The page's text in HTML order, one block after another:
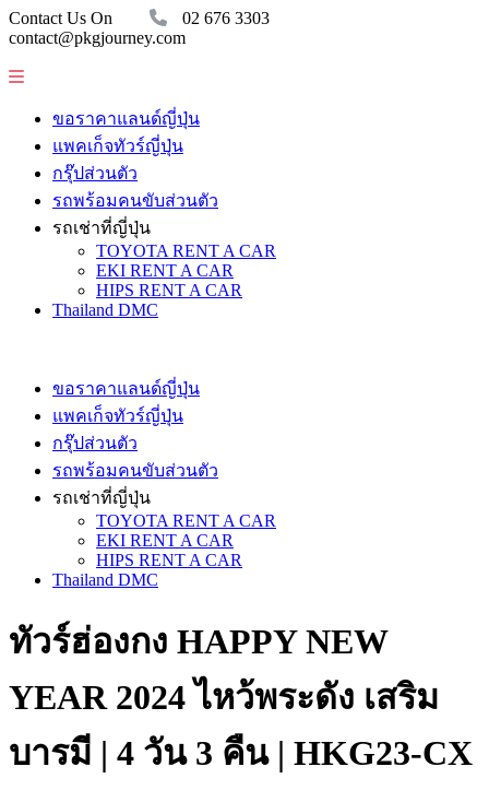
Contact Us On
02 676 3303
contact@pkgjourney.com
ขอราคาแลนด์ญี่ปุ่น
แพคเก็จทัวร์ญี่ปุ่น
กรุ๊ปส่วนตัว
รถพร้อมคนขับส่วนตัว
รถเช่าที่ญี่ปุ่น
TOYOTA RENT A CAR
EKI RENT A CAR
HIPS RENT A CAR
Thailand DMC
ขอราคาแลนด์ญี่ปุ่น
แพคเก็จทัวร์ญี่ปุ่น
กรุ๊ปส่วนตัว
รถพร้อมคนขับส่วนตัว
รถเช่าที่ญี่ปุ่น
TOYOTA RENT A CAR
EKI RENT A CAR
HIPS RENT A CAR
Thailand DMC
ทัวร์ฮ่องกง HAPPY NEW
YEAR 2024 ไหว้พระดัง เสริม
บารมี | 4 วัน 3 คืน | HKG23-CX